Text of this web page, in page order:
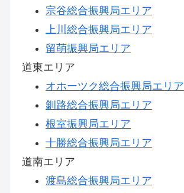
宗谷総合振興局エリア
上川総合振興局エリア
留萌振興局エリア
道東エリア
オホーツク総合振興局エリア
釧路総合振興局エリア
根室振興局エリア
十勝総合振興局エリア
道南エリア
渡島総合振興局エリア